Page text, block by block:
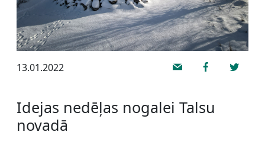
13.01.2022
Idejas nedēļas nogalei Talsu
novadā